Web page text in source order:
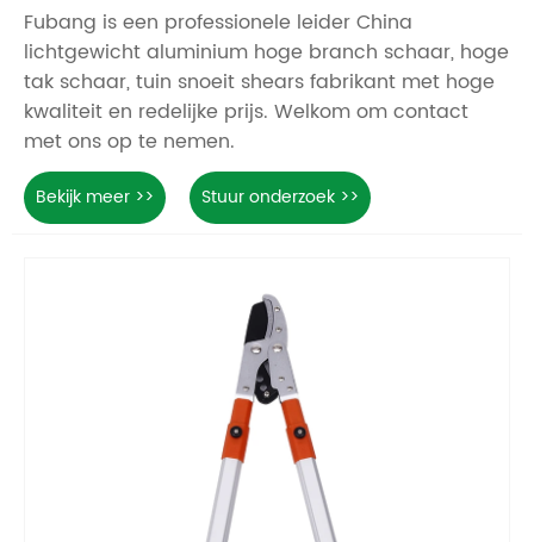
Fubang is een professionele leider China
lichtgewicht aluminium hoge branch schaar, hoge
tak schaar, tuin snoeit shears fabrikant met hoge
kwaliteit en redelijke prijs. Welkom om contact
met ons op te nemen.
Bekijk meer >> Stuur onderzoek >>